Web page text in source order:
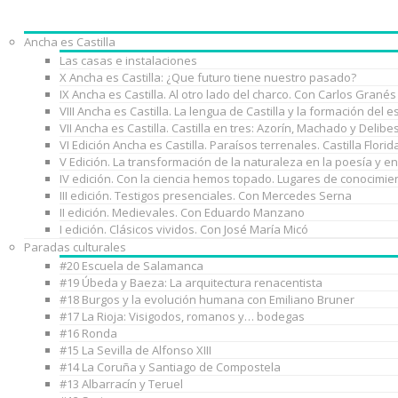
Ancha es Castilla
Las casas e instalaciones
X Ancha es Castilla: ¿Que futuro tiene nuestro pasado?
IX Ancha es Castilla. Al otro lado del charco. Con Carlos Granés
VIII Ancha es Castilla. La lengua de Castilla y la formación del
VII Ancha es Castilla. Castilla en tres: Azorín, Machado y
VI Edición Ancha es Castilla. Paraísos terrenales. Castilla
V Edición. La transformación de la naturaleza en la poesía y
IV edición. Con la ciencia hemos topado. Lugares de
III edición. Testigos presenciales. Con Mercedes Serna
II edición. Medievales. Con Eduardo Manzano
I edición. Clásicos vividos. Con José María Micó
Paradas culturales
#20 Escuela de Salamanca
#19 Úbeda y Baeza: La arquitectura renacentista
#18 Burgos y la evolución humana con Emiliano Bruner
#17 La Rioja: Visigodos, romanos y… bodegas
#16 Ronda
#15 La Sevilla de Alfonso XIII
#14 La Coruña y Santiago de Compostela
#13 Albarracín y Teruel